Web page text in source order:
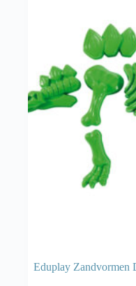
Eduplay Zandvormen